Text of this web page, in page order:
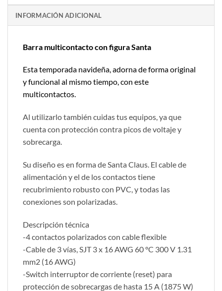
INFORMACIÓN ADICIONAL
Barra multicontacto con figura Santa
Esta temporada navideña, adorna de forma original
y funcional al mismo tiempo, con este
multicontactos.
Al utilizarlo también cuidas tus equipos, ya que
cuenta con protección contra picos de voltaje y
sobrecarga.
Su diseño es en forma de Santa Claus. El cable de
alimentación y el de los contactos tiene
recubrimiento robusto con PVC, y todas las
conexiones son polarizadas.
Descripción técnica
-4 contactos polarizados con cable flexible
-Cable de 3 vías, SJT 3 x 16 AWG 60 °C 300 V 1.31
mm2 (16 AWG)
-Switch interruptor de corriente (reset) para
protección de sobrecargas de hasta 15 A (1875 W)